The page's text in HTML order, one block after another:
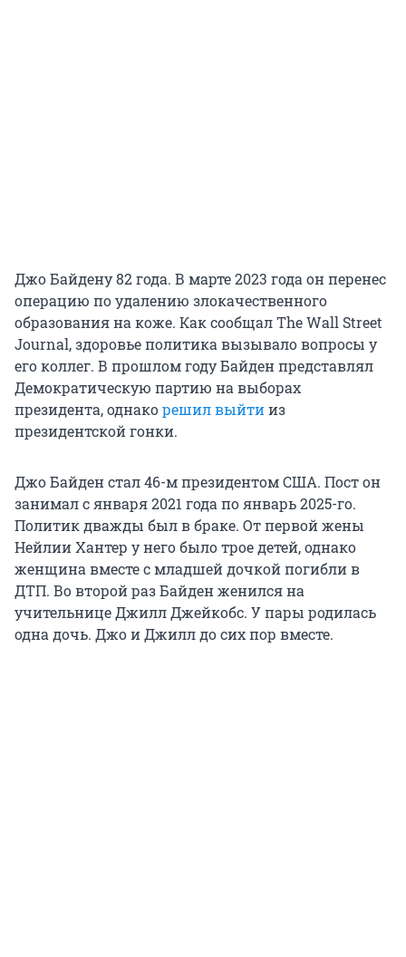
Джо Байдену 82 года. В марте 2023 года он перенес
операцию по удалению злокачественного
образования на коже. Как сообщал The Wall Street
Journal, здоровье политика вызывало вопросы у
его коллег. В прошлом году Байден представлял
Демократическую партию на выборах
президента, однакорешил выйтииз
президентской гонки.
Джо Байден стал 46-м президентом США. Пост он
занимал с января 2021 года по январь 2025-го.
Политик дважды был в браке. От первой жены
Нейлии Хантер у него было трое детей, однако
женщина вместе с младшей дочкой погибли в
ДТП. Во второй раз Байден женился на
учительнице Джилл Джейкобс. У пары родилась
одна дочь. Джо и Джилл до сих пор вместе.